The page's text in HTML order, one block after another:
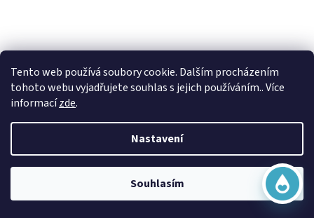
Tento web používá soubory cookie. Dalším procházením
tohoto webu vyjadřujete souhlas s jejich používáním.. Více
informacízde.
Nastavení
Souhlasím
Sací šachta samonosná
hodnocení
5,0
20 790 Kč bez DPH
Skladem
15 390 Kč bez DPH
Online
Začít konverzaci